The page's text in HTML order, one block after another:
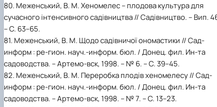
80. Меженський, В. М. Хеномелес – плодова культура для
сучасного інтенсивного садівництва // Садівництво. – Вип.
– С. 63–65.
81. Меженський, В. М. Щодо садівничої ономастики // Сад-
информ : ре-гион. науч.-информ. бюл. / Донец. фил. Ин-та
садоводства. – Артемо-вск, 1998. – № 6. – С. 39–45.
82. Меженський, В. М. Переробка плодів хеномелесу // Сад-
информ : ре-гион. науч.-информ. бюл. / Донец. фил. Ин-та
садоводства. – Артемо-вск, 1998. – № 7. – С. 13–23.